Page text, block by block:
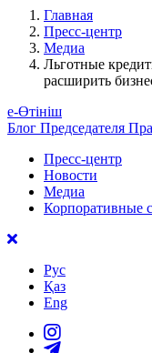
Главная
Пресс-центр
Медиа
Льготные
расширить
е-Өтініш
Блог Председателя
Пресс-центр
Новости
Медиа
Корпоративные
Рус
Қаз
Eng